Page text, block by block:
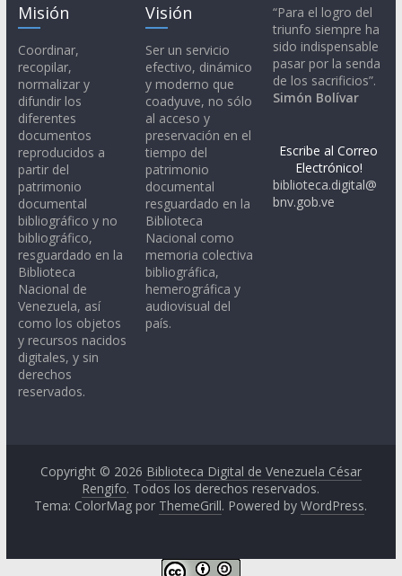
Misión
Coordinar,
recopilar,
normalizar y
difundir los
diferentes
documentos
reproducidos a
partir del
patrimonio
documental
bibliográfico y no
bibliográfico,
resguardado en la
Biblioteca
Nacional de
Venezuela, así
como los objetos
y recursos nacidos
digitales, y sin
derechos
reservados.
Visión
Ser un servicio
efectivo, dinámico
y moderno que
coadyuve, no sólo
al acceso y
preservación en el
tiempo del
patrimonio
documental
resguardado en la
Biblioteca
Nacional como
memoria colectiva
bibliográfica,
hemerográfica y
audiovisual del
país.
“Para el logro del
triunfo siempre ha
sido indispensable
pasar por la senda
de los sacrificios”.
Simón Bolívar
Escribe al Correo
Electrónico!
biblioteca.digital@
bnv.gob.ve
Copyright © 2026 Biblioteca Digital de Venezuela César
Rengifo. Todos los derechos reservados.
Tema: ColorMag por ThemeGrill. Powered byWordPress.